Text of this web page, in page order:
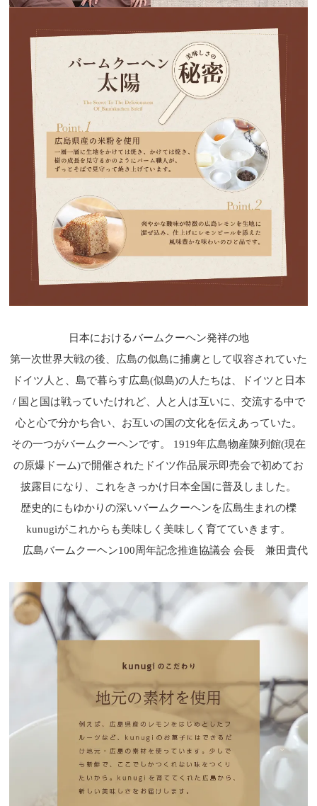
日本におけるバームクーヘン発祥の地
第一次世界大戦の後、広島の似島に捕虜として収容されていた
ドイツ人と、島で暮らす広島(似島)の人たちは、ドイツと日本
/ 国と国は戦っていたけれど、人と人は互いに、交流する中で
心と心で分かち合い、お互いの国の文化を伝えあっていた。
その一つがバームクーヘンです。 1919年広島物産陳列館(現在
の原爆ドーム)で開催されたドイツ作品展示即売会で初めてお
披露目になり、これをきっかけ日本全国に普及しました。
歴史的にもゆかりの深いバームクーヘンを広島生まれの櫟
kunugiがこれからも美味しく美味しく育てていきます。
広島バームクーヘン100周年記念推進協議会 会長 兼田貴代